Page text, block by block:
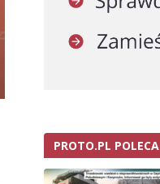
PROTO.PL POLECA